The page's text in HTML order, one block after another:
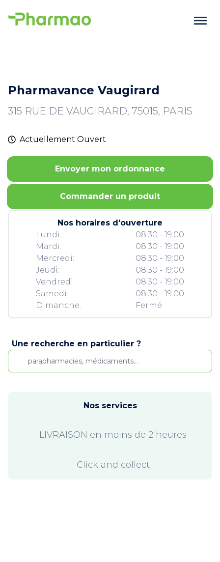
Pharmavance Vaugirard
315 RUE DE VAUGIRARD, 75015, PARIS
Actuellement Ouvert
Envoyer mon ordonnance
Commander un produit
Nos horaires d'ouverture
Lundi:
Mardi:
Mercredi:
Jeudi:
Vendredi:
Samedi:
Dimanche:
08:30 - 19:00
08:30 - 19:00
08:30 - 19:00
08:30 - 19:00
08:30 - 19:00
08:30 - 19:00
Fermé
Une recherche en particulier ?
Nos services
LIVRAISON en moins de 2 heures
Click and collect